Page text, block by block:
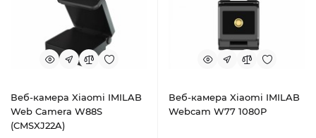
Веб-камера Xiaomi IMILAB
Web Camera W88S
(CMSXJ22A)
Веб-камера Xiaomi IMILAB
Webcam W77 1080P